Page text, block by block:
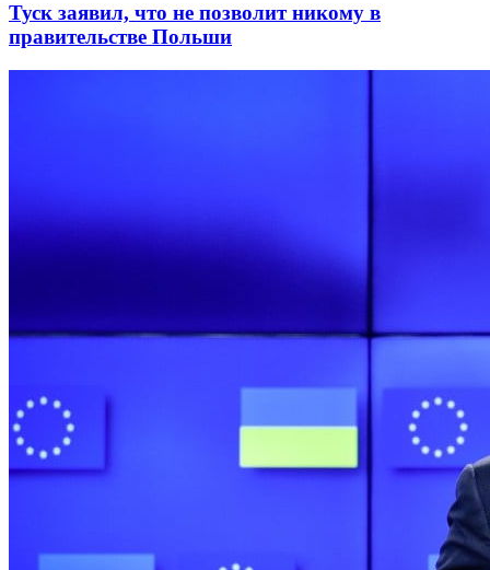
Туск заявил, что не позволит никому в
правительстве Польши